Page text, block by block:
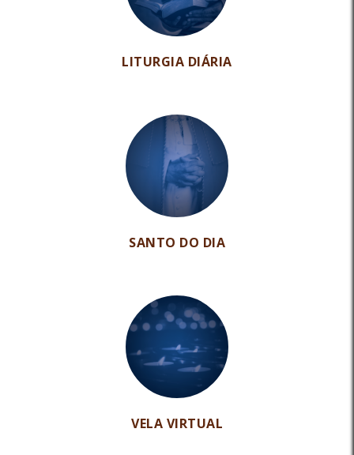
LITURGIA DIÁRIA
SANTO DO DIA
VELA VIRTUAL